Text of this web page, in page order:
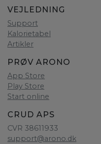
VEJLEDNING
Support
Kalorietabel
Artikler
PRØV ARONO
App Store
Play Store
Start online
CRUD APS
CVR 38611933
support@arono.dk